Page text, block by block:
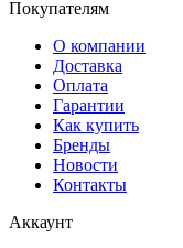
Покупателям
О компании
Доставка
Оплата
Гарантии
Как купить
Бренды
Новости
Контакты
Аккаунт